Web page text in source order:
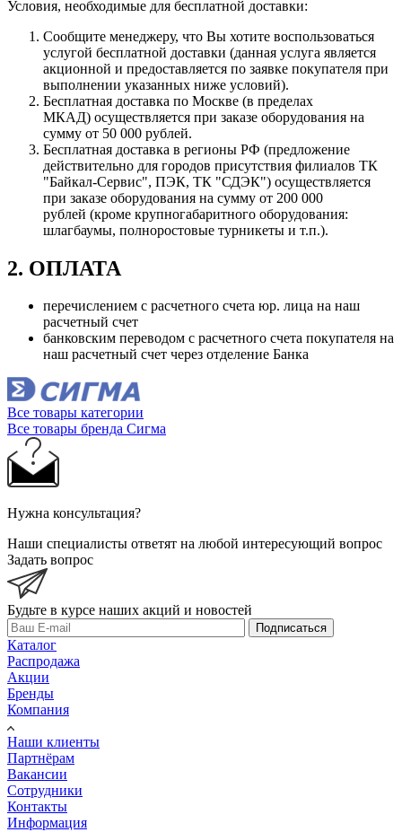
Условия, необходимые для бесплатной доставки:
Сообщите менеджеру, что Вы хотите воспользоваться
услугой бесплатной доставки (данная услуга является
акционной и предоставляется по заявке покупателя при
выполнении указанных ниже условий).
Бесплатная доставка по Москве (в пределах
МКАД) осуществляется при заказе оборудования на
сумму от 50 000 рублей.
Бесплатная доставка в регионы РФ (предложение
действительно для городов присутствия филиалов ТК
"Байкал-Сервис", ПЭК, ТК "СДЭК") осуществляется
при заказе оборудования на сумму от 200 000
рублей (кроме крупногабаритного оборудования:
шлагбаумы, полноростовые турникеты и т.п.).
2. ОПЛАТА
перечислением с расчетного счета юр. лица на наш
расчетный счет
банковским переводом с расчетного счета покупателя на
наш расчетный счет через отделение Банка
Все товары категории
Все товары бренда Сигма
Нужна консультация?
Наши специалисты ответят на любой интересующий вопрос
Задать вопрос
Будьте в курсе наших акций и новостей
Подписаться
Каталог
Распродажа
Акции
Бренды
Компания
Наши клиенты
Партнёрам
Вакансии
Сотрудники
Контакты
Информация